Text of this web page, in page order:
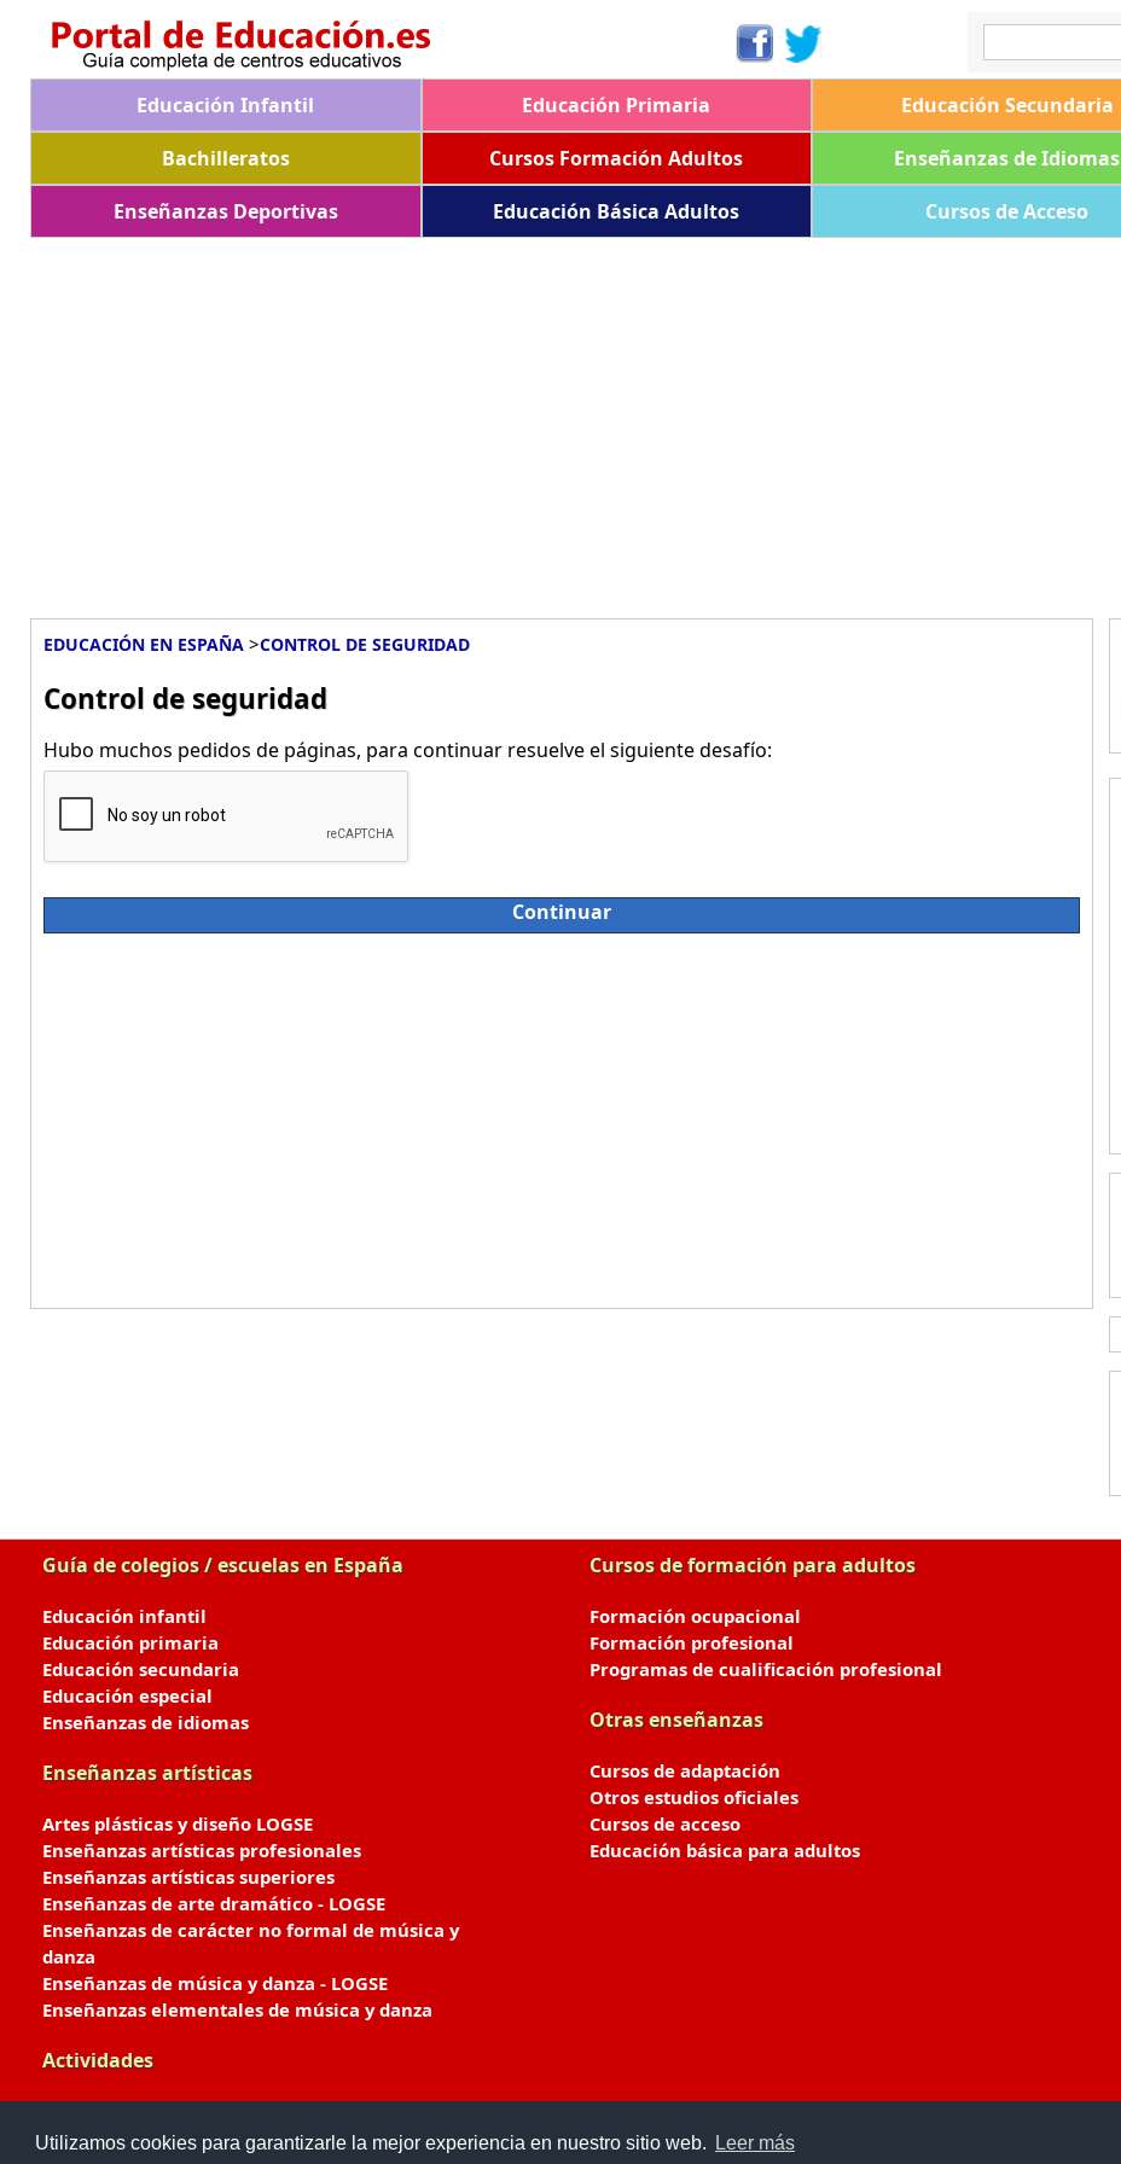
Utilizamos cookies para garantizarle la mejor experiencia en nuestro sitio web. Leer más
Educación Infantil Educación Primaria Educación Secundaria
Bachilleratos
Cursos Formación Adultos Enseñanzas de Idiomas
Enseñanzas Deportivas
Educación Básica Adultos Cursos de Acceso
EDUCACIÓN EN ESPAÑA >CONTROL DE SEGURIDAD
Control de seguridad
Hubo muchos pedidos de páginas, para continuar resuelve el siguiente desafío:
Continuar
Guía de colegios / escuelas en España
Educación infantil
Educación primaria
Educación secundaria
Educación especial
Enseñanzas de idiomas
Enseñanzas artísticas
Artes plásticas y diseño LOGSE
Enseñanzas artísticas profesionales
Enseñanzas artísticas superiores
Enseñanzas de arte dramático - LOGSE
Enseñanzas de carácter no formal de música y
danza
Enseñanzas de música y danza - LOGSE
Enseñanzas elementales de música y danza
Actividades
Cursos de formación para adultos
Formación ocupacional
Formación profesional
Programas de cualificación profesional
Otras enseñanzas
Cursos de adaptación
Otros estudios oficiales
Cursos de acceso
Educación básica para adultos